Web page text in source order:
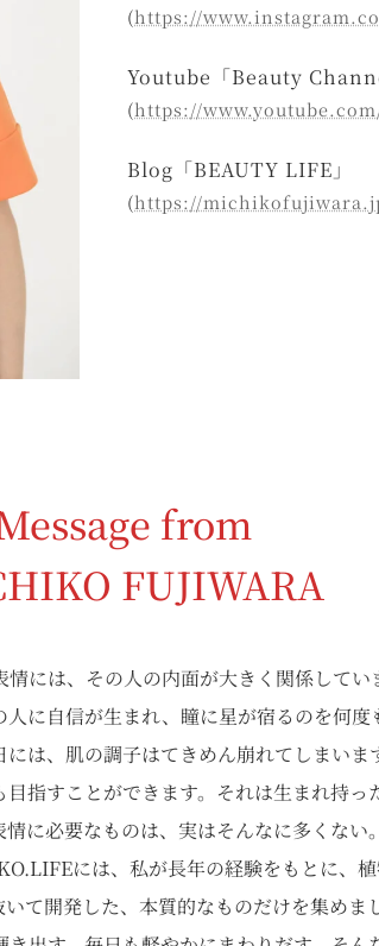
(https://
Youtube「Beauty
(https://
Blog「BEAUTY LIFE」
(https://
from
FUJIWARA
には、その人の内面が大きく関係してい
に自信が生まれ、瞳に星が宿るのを何
は、肌の調子はてきめん崩れてしまいま
指すことができます。それは生まれ持っ
に必要なものは、実はそんなに多くない
には、私が長年の経験をもとに、
て開発した、本質的なものだけを集めま